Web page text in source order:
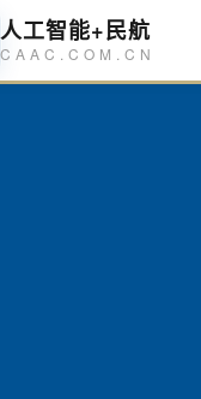
人工智能+民航
CAAC.COM.CN